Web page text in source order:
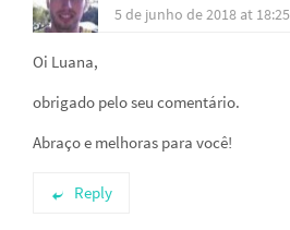
5 de junho de 2018 at 18:25
Oi Luana,
obrigado pelo seu comentário.
Abraço e melhoras para você!
Reply